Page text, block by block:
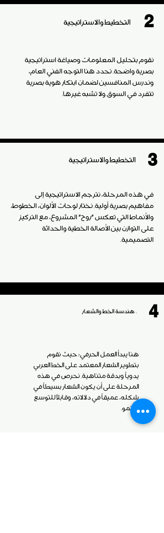
التخطيط والاستراتيجية 2
نقوم بتحليل المعلومات وصياغة استراتيجية
بصرية واضحة. نحدد هنا التوجه الفني العام،
وندرس المنافسين لضمان ابتكار هوية بصرية
تتفرد في السوق ولا تشبه غيرها.
التخطيط والاستراتيجية 3
في هذه المرحلة، نترجم الاستراتيجية إلى
مفاهيم بصرية أولية. نختار لوحات الألوان، الخطوط،
والأنماط التي تعكس "روح" المشروع، مع التركيز
على التوازن بين الأصالة الخطية والحداثة
التصميمية.
4 . هندسة الخط والشعار
هنا يبدأ العمل الحرفي؛ حيث نقوم
بتطوير الشعار المعتمد على الخط العربي
يدوياً وبدقة متناهية. نحرص في هذه
المرحلة على أن يكون الشعار بسيطاً في
شكله، عميقاً في دلالاته، وقابلاً للتوسع
والنمو.